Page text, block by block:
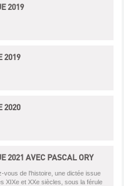
2019
2019
2020
2021 AVEC PASCAL ORY
vous de l'histoire, une dictée issue
XIXe et XXe siècles, sous la férule